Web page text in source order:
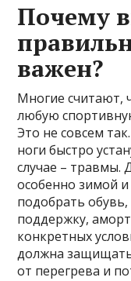
Почему
важен?
Многие считают,
любую
Это не совсем
ноги быстро
случае – травмы.
особенно зимой
подобрать
поддержку,
конкретных
должна защищать
от перегрева и